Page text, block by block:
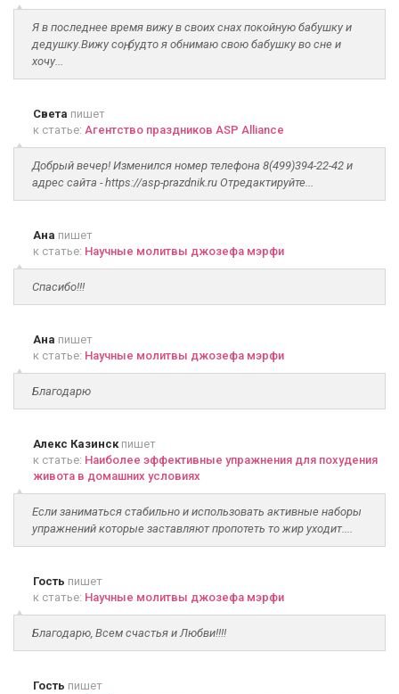
Я в последнее время вижу в своих снах покойную бабушку и
дедушку.Вижу соң, будто я обнимаю свою бабушку во сне и
хочу...
Света пишет
к статье: Агентство праздников ASP Alliance
Добрый вечер! Изменился номер телефона 8(499)394-22-42 и
адрес сайта - https://asp-prazdnik.ru Отредактируйте...
Ана пишет
к статье: Научные молитвы джозефа мэрфи
Спасибо!!!
Ана пишет
к статье: Научные молитвы джозефа мэрфи
Благодарю
Алекс Казинскпишет
к статье: Наиболее эффективные упражнения для похудения
живота в домашних условиях
Если заниматься стабильно и использовать активные наборы
упражнений которые заставляют пропотеть то жир уходит....
Гость пишет
к статье: Научные молитвы джозефа мэрфи
Благодарю, Всем счастья и Любви!!!!
Гость пишет